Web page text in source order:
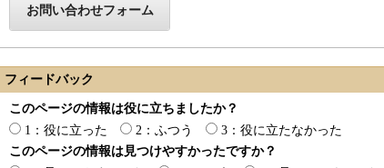
フィードバック
このページの情報は役に立ちましたか？
1：役に立った
2：ふつう
3：役に立たなかった
このページの情報は見つけやすかったですか？